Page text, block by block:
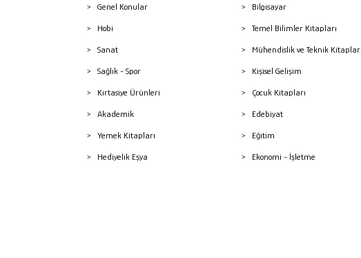
Genel Konular
Hobi
Sanat
Sağlık - Spor
Kırtasiye Ürünleri
Akademik
Yemek Kitapları
Hediyelik Eşya
Bilgisayar
Temel Bilimler Kitapları
Mühendislik ve Teknik Kitaplar
Kişisel Gelişim
Çocuk Kitapları
Edebiyat
Eğitim
Ekonomi - İşletme